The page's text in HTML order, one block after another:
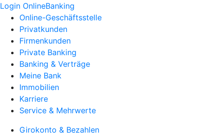
Login OnlineBanking
Online-Geschäftsstelle
Privatkunden
Firmenkunden
Private Banking
Banking & Verträge
Meine Bank
Immobilien
Karriere
Service & Mehrwerte
Girokonto & Bezahlen